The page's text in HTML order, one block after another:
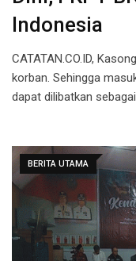
Indonesia
CATATAN.CO.ID,
korban. Sehingga
dapat dilibatkan
BERITA UTAMA